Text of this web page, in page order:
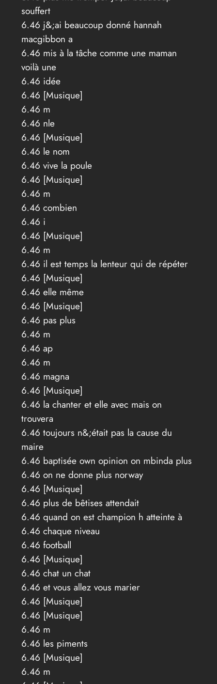
souffert
6.46 j&;ai beaucoup donné hannah
macgibbon a
6.46 mis à la tâche comme une maman
voilà une
6.46 idée
6.46 [Musique]
6.46 m
6.46 nle
6.46 [Musique]
6.46 le nom
6.46 vive la poule
6.46 [Musique]
6.46 m
6.46 combien
6.46 i
6.46 [Musique]
6.46 m
6.46 il est temps la lenteur qui de répéter
6.46 [Musique]
6.46 elle même
6.46 [Musique]
6.46 pas plus
6.46 m
6.46 ap
6.46 m
6.46 magna
6.46 [Musique]
6.46 la chanter et elle avec mais on
trouvera
6.46 toujours n&;était pas la cause du
maire
6.46 baptisée own opinion on mbinda plus
6.46 on ne donne plus norway
6.46 [Musique]
6.46 plus de bêtises attendait
6.46 quand on est champion h atteinte à
6.46 chaque niveau
6.46 football
6.46 [Musique]
6.46 chat un chat
6.46 et vous allez vous marier
6.46 [Musique]
6.46 [Musique]
6.46 m
6.46 les piments
6.46 [Musique]
6.46 m